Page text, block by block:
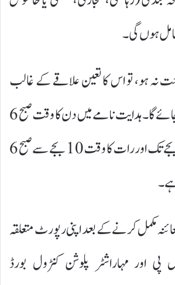
ہوں گی۔
نہ ہو، تو اس کا تعین علاقے کے غالب
استعمال کی بنیاد پر کیا جائے گا۔ ہدایت نامے میں دن کا وقت صبح 6
بجے سے رات 10 بجے تک اور رات کا وقت 10 بجے سے صبح 6
مکمل کرنے کے بعد اپنی رپورٹ متعلقہ
پی اور مہاراشٹر پلوشن کنٹرول بورڈ